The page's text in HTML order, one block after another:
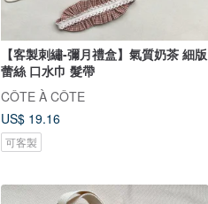
【客製刺繡-彌月禮盒】氣質奶茶 細版
蕾絲 口水巾 髮帶
CÔTE À CÔTE
US$ 19.16
可客製